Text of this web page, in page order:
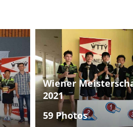
Wiener
2021
59 Photos